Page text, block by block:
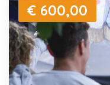
€ 600,00